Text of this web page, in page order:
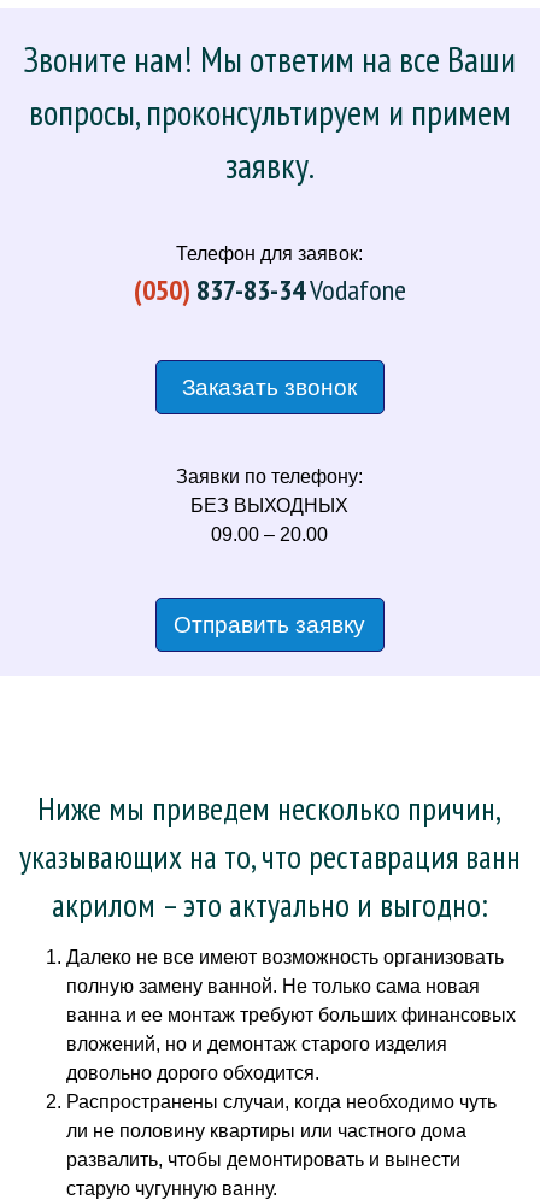
Звоните нам! Мы ответим на все Ваши
вопросы, проконсультируем и примем
заявку.
Телефон для заявок:
(050) 837-83-34Vodafone
Заказать звонок
Заявки по телефону:
БЕЗ ВЫХОДНЫХ
09.00 – 20.00
Отправить заявку
Ниже мы приведем несколько причин,
указывающих на то, что реставрация ванн
акрилом – это актуально и выгодно:
Далеко не все имеют возможность организовать
полную замену ванной. Не только сама новая
ванна и ее монтаж требуют больших финансовых
вложений, но и демонтаж старого изделия
довольно дорого обходится.
Распространены случаи, когда необходимо чуть
ли не половину квартиры или частного дома
развалить, чтобы демонтировать и вынести
старую чугунную ванну.